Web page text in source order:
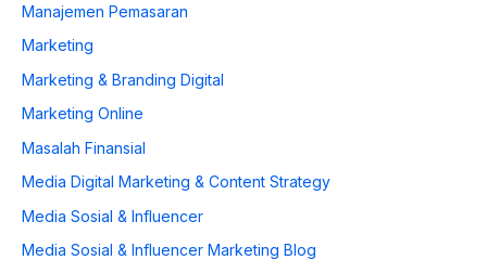
Manajemen Pemasaran
Marketing
Marketing & Branding Digital
Marketing Online
Masalah Finansial
Media Digital Marketing & Content Strategy
Media Sosial & Influencer
Media Sosial & Influencer Marketing Blog